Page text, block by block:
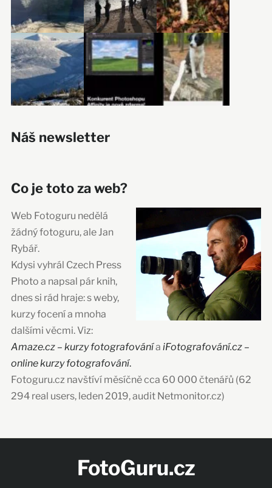
Náš newsletter
Co je toto za web?
Web Fotoguru nedělá
žádný fotoguru, ale Jan
Rybář.
Kdysi vyhrál Czech Press
Photo a napsal pár knih,
dnes si rád hraje: s weby,
kurzy focení a mnoha
dalšími věcmi. Viz:
Amaze.cz – kurzy fotografovánía iFotografování.cz –
online kurzy fotografování.
Fotoguru.cz navštíví měsíčně cca 60 000 čtenářů (62
294 real users, leden 2019, audit Netmonitor.cz)
FotoGuru.cz